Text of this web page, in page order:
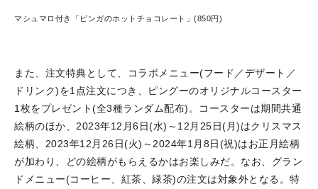
マシュマロ付き「ピンガのホットチョコレート」(850円)
また、注文特典として、コラボメニュー(フード／デザート／
ドリンク)を1点注文につき、ピングーのオリジナルコースター
1枚をプレゼント(全3種ランダム配布)。コースターは期間共通
絵柄のほか、2023年12月6日(水)～12月25日(月)はクリスマス
絵柄、2023年12月26日(火)～2024年1月8日(祝)はお正月絵柄
が加わり、どの絵柄がもらえるかはお楽しみだ。なお、グラン
ドメニュー(コーヒー、紅茶、緑茶)の注文は対象外となる。特